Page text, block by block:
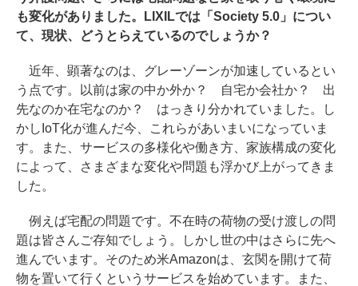
も変化がありました。LIXILでは「Society 5.0」につい
て、現状、どうとらえているのでしょうか？
近年、顕著なのは、グレーゾーンが加速しているとい
う点です。以前は家の中か外か？ 自宅か会社か？ 出
先なのか在宅なのか？ はっきり分かれていました。し
かしIoT化が進んだ今、これらがあいまいになっていま
す。また、サービスの多様化や働き方、家族構成の変化
によって、さまざまな変化や問題も浮かび上がってきま
した。
例えば宅配の問題です。不在時の荷物の受け渡しの問
題は皆さんご存知でしょう。しかし世の中はさらに先へ
進んでいます。そのため米Amazonは、玄関を開けて荷
物を置いて行くというサービスを始めています。また、